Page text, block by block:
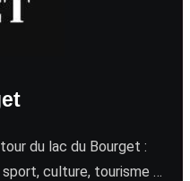
du lac du Bourget :
culture, tourisme …